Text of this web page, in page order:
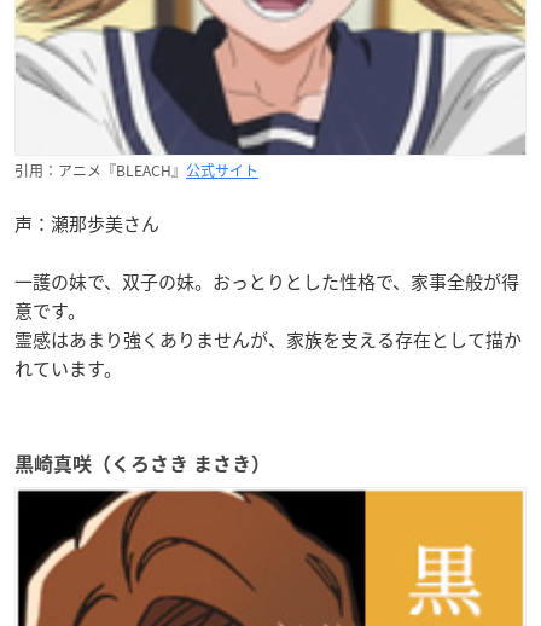
引用：アニメ『BLEACH』 公式サイト
声：瀬那歩美さん
一護の妹で、双子の妹。おっとりとした性格で、家事全般が得
意です。
霊感はあまり強くありませんが、家族を支える存在として描か
れています。
黒崎真咲（くろさき まさき）